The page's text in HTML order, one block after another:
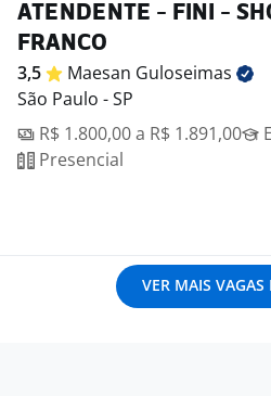
ATENDENTE - FINI -
FRANCO
3,5 Maesan Guloseimas
São Paulo - SP
R$ 1.800,00 a R$ 1.891,00
Presencial
VER MAIS VAGAS